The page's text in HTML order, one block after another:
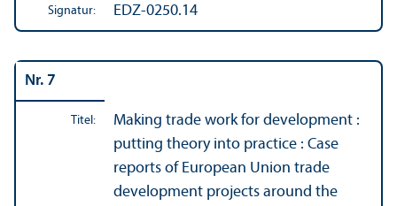
Signatur: EDZ-0250.14
Nr. 7
Titel:
Making trade work for development :
putting theory into practice : Case
reports of European Union trade
development projects around the